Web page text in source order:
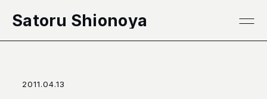
Satoru Shionoya
2011.04.13